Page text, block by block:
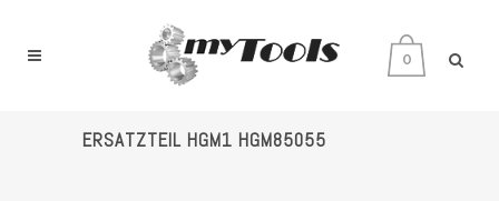
0
ERSATZTEIL HGM1 HGM85055